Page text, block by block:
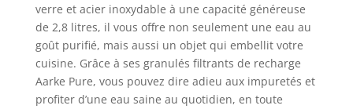
verre et acier inoxydable à une capacité généreuse
de 2,8 litres, il vous offre non seulement une eau au
goût purifié, mais aussi un objet qui embellit votre
cuisine. Grâce à ses granulés filtrants de recharge
Aarke Pure, vous pouvez dire adieu aux impuretés et
profiter d’une eau saine au quotidien, en toute